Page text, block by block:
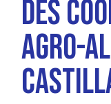
DES
AGRO-